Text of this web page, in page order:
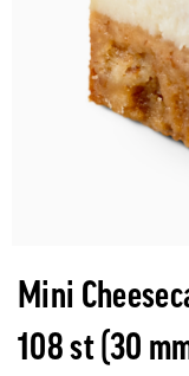
Mini
108 st (30